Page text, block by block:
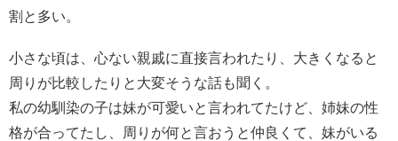
割と多い。
小さな頃は、心ない親戚に直接言われたり、大きくなると
周りが比較したりと大変そうな話も聞く。
私の幼馴染の子は妹が可愛いと言われてたけど、姉妹の性
格が合ってたし、周りが何と言おうと仲良くて、妹がいる